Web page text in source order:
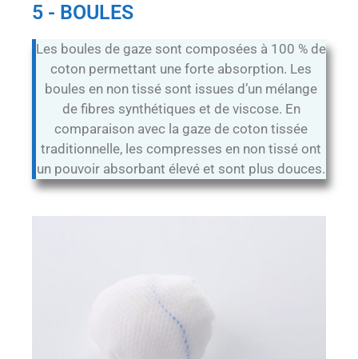
5 - BOULES
Les boules de gaze sont composées à 100 % de
coton permettant une forte absorption. Les
boules en non tissé sont issues d’un mélange
de fibres synthétiques et de viscose. En
comparaison avec la gaze de coton tissée
traditionnelle, les compresses en non tissé ont
un pouvoir absorbant élevé et sont plus douces.